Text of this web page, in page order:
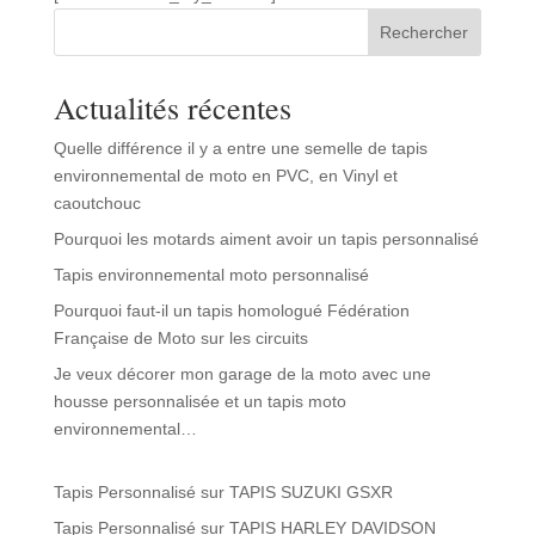
Rechercher
Actualités récentes
Quelle différence il y a entre une semelle de tapis
environnemental de moto en PVC, en Vinyl et
caoutchouc
Pourquoi les motards aiment avoir un tapis personnalisé
Tapis environnemental moto personnalisé
Pourquoi faut-il un tapis homologué Fédération
Française de Moto sur les circuits
Je veux décorer mon garage de la moto avec une
housse personnalisée et un tapis moto
environnemental…
Tapis Personnalisé sur TAPIS SUZUKI GSXR
Tapis Personnalisé sur TAPIS HARLEY DAVIDSON